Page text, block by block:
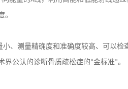
。
小、测量精确度和准确度较高、可以检
界公认的诊断骨质疏松症的“金标准”。